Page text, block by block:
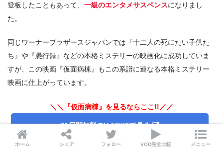
登板したこともあって、 一級のエンタメサスペンスになりまし
た。
同じワーナーブラザースジャパンでは『十二人の死にたい子供た
ち』や『愚行録』などの本格ミステリーの映画化に成功していま
すが、この映画『仮面病棟』もこの系譜に連なる本格ミステリー
映画に仕上がっています。
＼＼『仮面病棟』を見るならここ!!／／
31日間無料のU-NEXTで見る
ホーム シェア フォロー VOD完全比較 メニュー